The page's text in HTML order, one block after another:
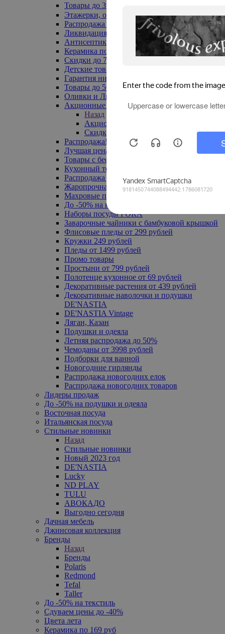
Товары до 399₽
Этажерки, обувницы
Распродажа текстиля до -50%
Ликвидация до -70%
Антисептики
Керамика по 129 руб
Скидки до 70%
Детские товары
Гарантия низкой цены
Товары до 500 руб
Оливки и Лимоны
Акционные товары
Назад
Акционные товары
Скидка 20% по промокоду
Распродажа! Ульяновск до -70%
Лучшая цена
Товары с бесплатной доставкой
Кухонный текстиль
Распродажа до -50%
Жаропрочная посуда
Махровые полотенца
До -50% на ковры
Наборы посуды FORA
Заварочные чайники с бамбуковой крышкой
Флисовые пледы от 299 рублей
Кружки 249 рублей
Пледы от 1499 рублей
Промо товары
Простыни от 799 рублей
Полотенце кухонное от 69 рублей
Декоративные растения от 439 рублей
Декоративные наволочки и подушки
DE'NASTIA
DE'NASTIA Vintage
Ляган, Казан
Подушки и одеяла
Летняя распродажа до 50%
Чемоданы от 3998 рублей
Подборки для ванной
Новогодние гирлянды
Распродажа новогодних елок
Распродажа новогодних товаров
Лидеры продаж
До -50% на подушки и одеяла
Восточная посуда
Итальянская посуда
Стильные новинки
Назад
Стильные новинки
Новый 2023 год
DE'NASTIA
Lucky
ND PLAY
TULU
АВОКАДО
Выгодно сегодня
Дачная мебель
Джинсовая коллекция
Бренды
Назад
Бренды
Polaris
Redmond
Tefal
Taller
До -50% на текстиль
Сдуваем цены до -40%
Цвета лета
Керамика по 169 руб